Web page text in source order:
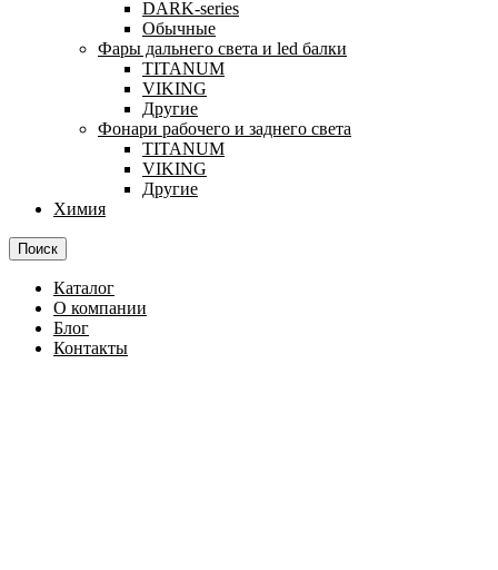
DARK-series
Обычные
Фары дальнего света и led балки
TITANUM
VIKING
Другие
Фонари рабочего и заднего света
TITANUM
VIKING
Другие
Химия
Поиск
Каталог
О компании
Блог
Контакты